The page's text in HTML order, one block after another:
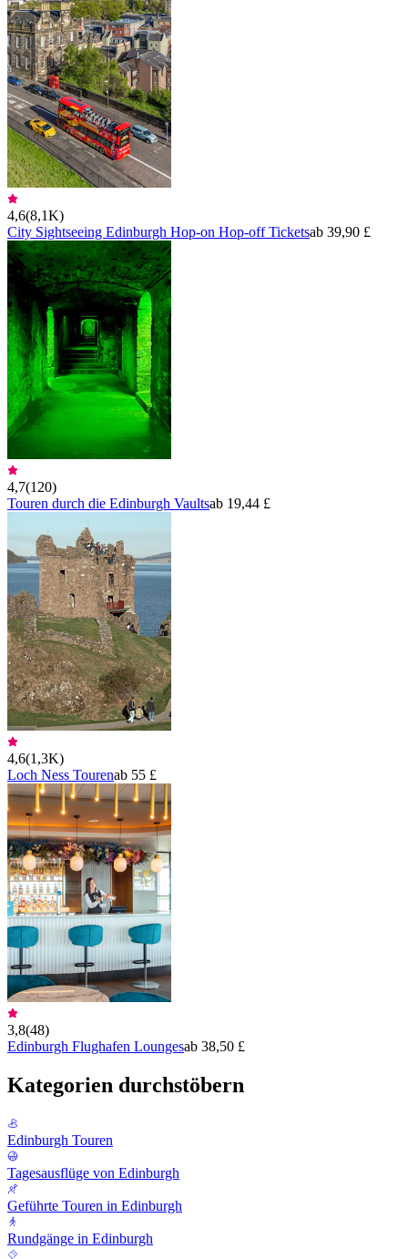
4,6(8,1K)
City Sightseeing Edinburgh Hop-on Hop-off Ticketsab 39,90 £
4,7(120)
Touren durch die Edinburgh Vaultsab 19,44 £
4,6(1,3K)
Loch Ness Tourenab 55 £
3,8(48)
Edinburgh Flughafen Loungesab 38,50 £
Kategorien durchstöbern
Edinburgh Touren
Tagesausflüge von Edinburgh
Geführte Touren in Edinburgh
Rundgänge in Edinburgh